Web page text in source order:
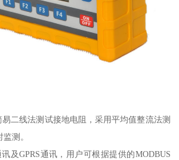
二线法测试接地电阻，采用平均值整流法测
测。
及GPRS通讯，用户可根据提供的MODBUS